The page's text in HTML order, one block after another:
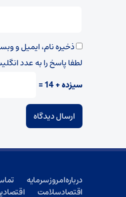
ذخیره نام، ایمیل و
لطفا پاسخ را به عدد
سیزده + 14 =
درباره امروز سرمایه
اقتصاد سلامت
اقتصاد